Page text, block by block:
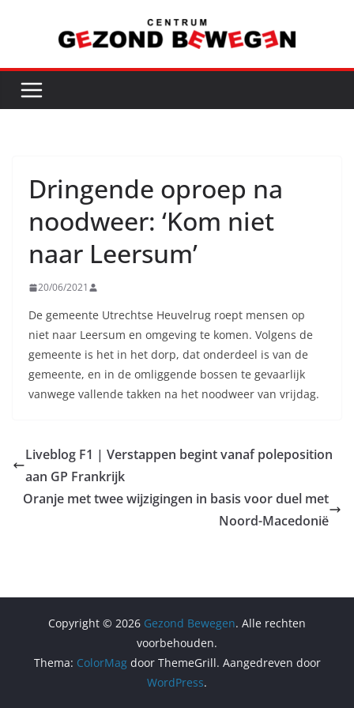
inhoud
Dringende oproep na
noodweer: ‘Kom niet
naar Leersum’
20/06/2021
De gemeente Utrechtse Heuvelrug roept mensen op
niet naar Leersum en omgeving te komen. Volgens de
gemeente is het in het dorp, dat onderdeel is van de
gemeente, en in de omliggende bossen te gevaarlijk
vanwege vallende takken na het noodweer van vrijdag.
Liveblog F1 | Verstappen begint vanaf poleposition
aan GP Frankrijk
Oranje met twee wijzigingen in basis voor duel met
Noord-Macedonië
Copyright © 2026 Gezond Bewegen. Alle rechten
voorbehouden.
Thema: ColorMagdoor ThemeGrill. Aangedreven door
WordPress.